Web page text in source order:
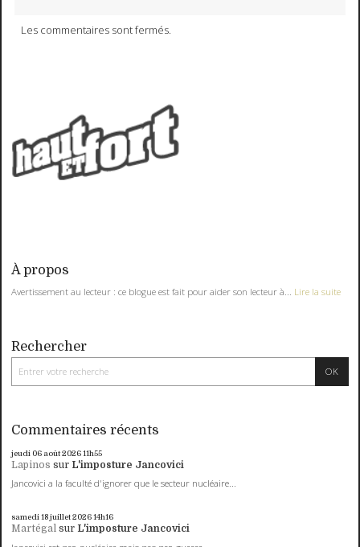
À propos
Avertissement au lecteur : ce blogue est fait pour aider son lecteur à... Lire la suite
Rechercher
Commentaires récents
jeudi 06 août 202611h55
Lapinos sur L'imposture Jancovici
Jancovici a la faculté d'ignorer que le secteur nucléaire...
samedi 18juillet 202614h16
Martégal sur L'imposture Jancovici
Les commentaires sont fermés.